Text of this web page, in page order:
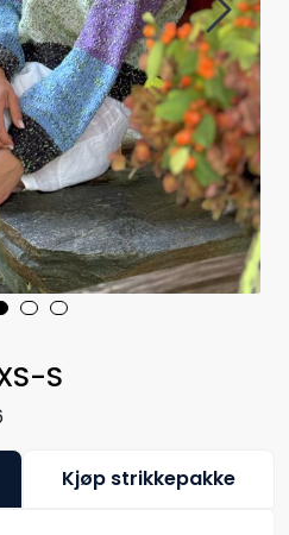
S
Kjøp strikkepakke